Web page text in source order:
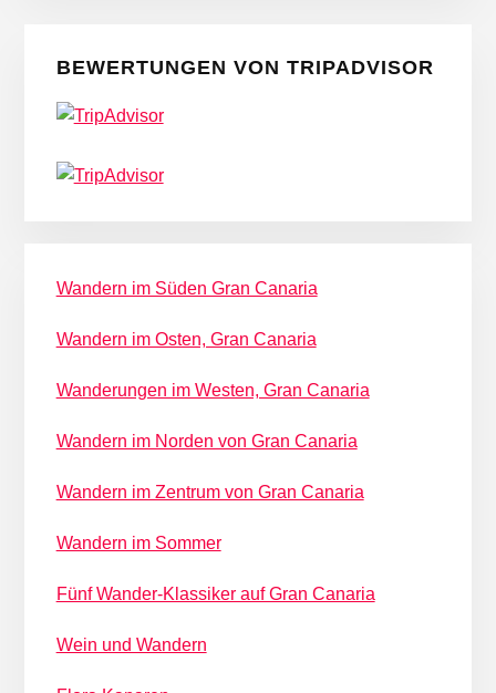
BEWERTUNGEN VON TRIPADVISOR
Wandern im Süden Gran Canaria
Wandern im Osten, Gran Canaria
Wanderungen im Westen, Gran Canaria
Wandern im Norden von Gran Canaria
Wandern im Zentrum von Gran Canaria
Wandern im Sommer
Fünf Wander-Klassiker auf Gran Canaria
Wein und Wandern